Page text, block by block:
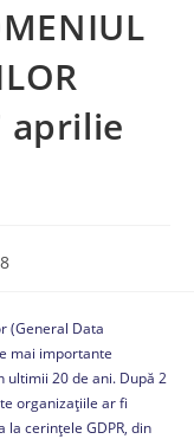
aprilie
(General Data
mai importante
20 de ani. După 2
organizațiile ar fi
cerințele GDPR, din